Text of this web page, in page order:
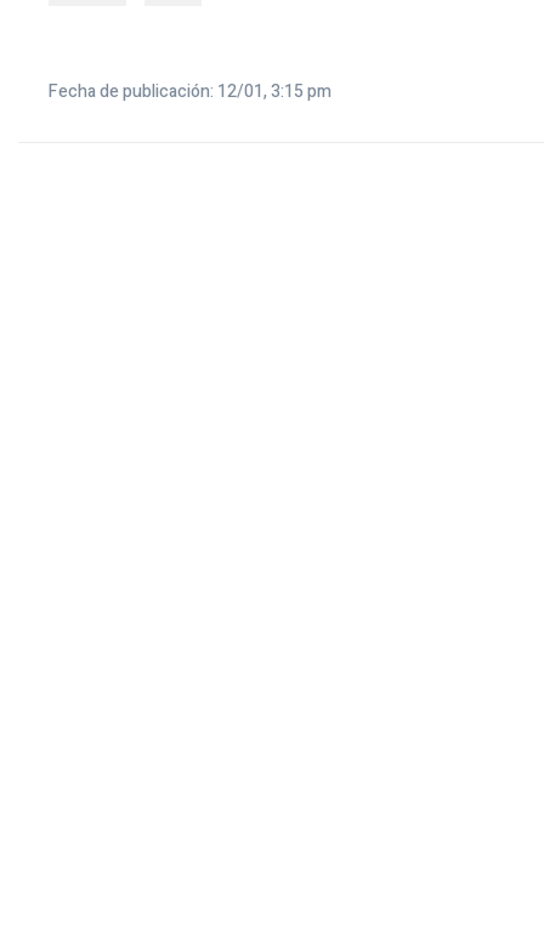
Fecha de publicación: 12/01, 3:15 pm